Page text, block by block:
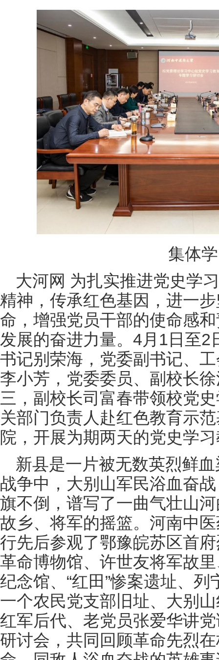
集体
大河网 为扎实推进党史学
精神，传承红色基因，进一
命，增强党员干部的使命感
发展的奋进力量。4月1日至
书记别荣海，党委副书记、
李小芳，党委委员、副校长
三，副校长司富春带领校党
关部门负责人赴红色教育示
院，开展为期两天的党史学
新县是一片被无数英烈鲜
战争中，大别山军民浴血奋
旗不倒，谱写了一曲气壮山
故乡、将军的摇篮。河南中
行先后参观了鄂豫皖苏区首
革命博物馆、许世友将军故
纪念馆、“红田”惨案遗址、
一个农民党支部旧址、大别
红军后代、老党员张爱华讲
研讨会，共同回顾革命先烈